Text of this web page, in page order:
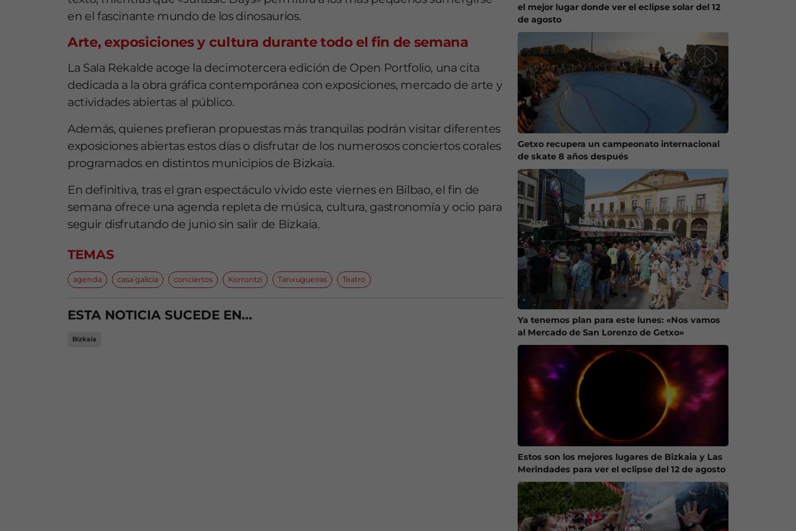
en el fascinante mundo de los dinosaurios.
Arte, exposiciones y cultura durante todo el fin de semana
La Sala Rekalde acoge la decimotercera edición de Open Portfolio, una cita
dedicada a la obra gráfica contemporánea con exposiciones, mercado de arte y
actividades abiertas al público.
Además, quienes prefieran propuestas más tranquilas podrán visitar diferentes
exposiciones abiertas estos días o disfrutar de los numerosos conciertos corales
programados en distintos municipios de Bizkaia.
En definitiva, tras el gran espectáculo vivido este viernes en Bilbao, el fin de
semana ofrece una agenda repleta de música, cultura, gastronomía y ocio para
seguir disfrutando de junio sin salir de Bizkaia.
TEMAS
agenda casa galicia conciertos Korrontzi Tanxugueiras Teatro
ESTA NOTICIA SUCEDE EN...
Bizkaia
el mejor lugar donde ver el eclipse solar del 12
de agosto
Getxo recupera un campeonato internacional
de skate 8 años después
Ya tenemos plan para este lunes: «Nos vamos
al Mercado de San Lorenzo de Getxo»
Estos son los mejores lugares de Bizkaia y Las
Merindades para ver el eclipse del 12 de agosto